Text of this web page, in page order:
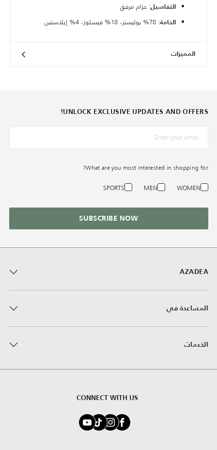
التفاصيل: حزام مرفق
الخامة: 78% بوليستر، 18% فيسكوز، 4% إيلاستين
المميزات
AZADEA
المساعدة في
الخدمات
CONNECT WITH US
UNLOCK EXCLUSIVE UPDATES AND OFFERS!
*البريد الإلكترونيّ
What are you most interested in shopping for?
WOMEN
MEN
SPORTS
SUBSCRIBE NOW